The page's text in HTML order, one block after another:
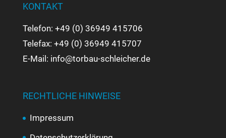
KONTAKT
Telefon: +49 (0) 36949 415706
Telefax: +49 (0) 36949 415707
E-Mail: info@torbau-schleicher.de
RECHTLICHE HINWEISE
Impressum